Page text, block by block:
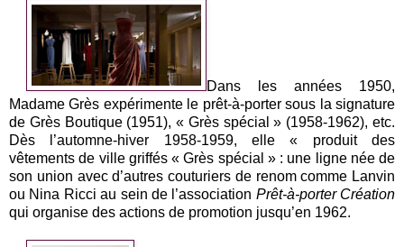
Dans les années 1950,
Madame Grès expérimente le prêt-à-porter sous la signature
de Grès Boutique (1951), « Grès spécial » (1958-1962), etc.
Dès l’automne-hiver 1958-1959, elle « produit des
vêtements de ville griffés « Grès spécial » : une ligne née de
son union avec d’autres couturiers de renom comme Lanvin
ou Nina Ricci au sein de l’association Prêt-à-porter Création
qui organise des actions de promotion jusqu’en 1962.